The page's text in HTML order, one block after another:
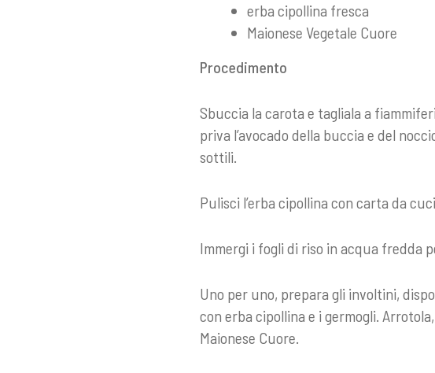
erba cipollina fresca
Maionese Vegetale Cuore
Procedimento
Sbuccia la carota e tagliala a
priva l’avocado della buccia e del
sottili.
Pulisci l’erba cipollina con carta da
Immergi i fogli di riso in acqua fredda
Uno per uno, prepara gli involtini,
con erba cipollina e i germogli.
Maionese Cuore.